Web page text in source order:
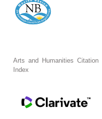
Arts and Humanities Citation
Index